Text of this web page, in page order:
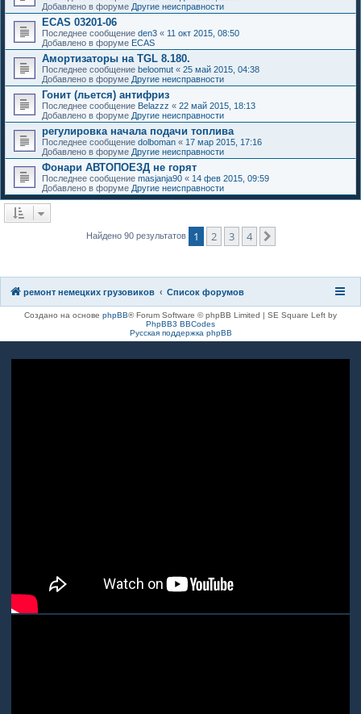
Добавлено в форуме Другие неисправности
ECAS 03201-06
Последнее сообщение den3 « 11 окт 2015, 08:50
Добавлено в форуме ECAS
Амортизаторы на TGL 8.180.
Последнее сообщение beloomut « 25 май 2015, 04:38
Добавлено в форуме Другие неисправности
Гонит (льется) антифриз
Последнее сообщение Belazzz « 22 май 2015, 18:13
Добавлено в форуме Другие неисправности
регулировка начала подачи топлива
Последнее сообщение dolboman « 17 мар 2015, 17:16
Добавлено в форуме Другие неисправности
Фонари АВТОПОЕЗД не горят
Последнее сообщение masjanja90 « 14 фев 2015, 09:59
Добавлено в форуме Другие неисправности
Найдено 90 результатов 1 2 3 4
ремонт немецких грузовиков Список форумов
Создано на основе phpBB® Forum Software © phpBB Limited | SE Square Left by
PhpBB3 BBCodes
Русская поддержка phpBB